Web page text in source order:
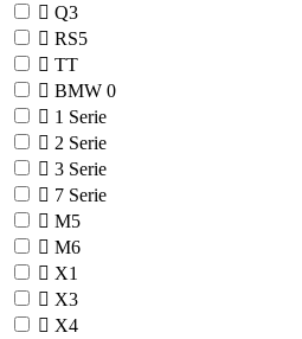
Q3
RS5
TT
BMW 0
1 Serie
2 Serie
3 Serie
7 Serie
M5
M6
X1
X3
X4